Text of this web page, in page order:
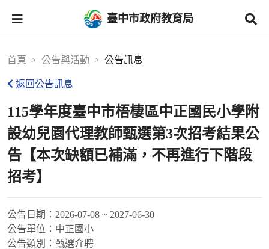
臺中市政府教育局
首頁 公告與活動 公告訊息
返回公告訊息
115學年度臺中市梧棲區中正國民小學附
設幼兒園代理教師甄選第3次招考結果公
告【本次缺額已補滿，不再進行下階段
招考】
公告日期： 2026-07-08 ~ 2027-06-30
公告單位： 中正國小
公告類別： 甄選介聘